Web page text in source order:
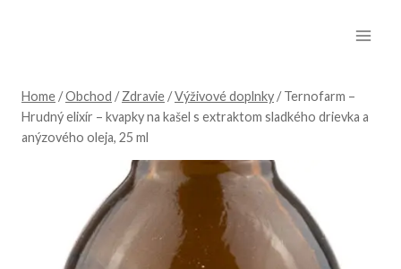
Home /Obchod / Zdravie /Výživové doplnky / Ternofarm –
Hrudný elixír – kvapky na kašel s extraktom sladkého drievka a
anýzového oleja, 25 ml